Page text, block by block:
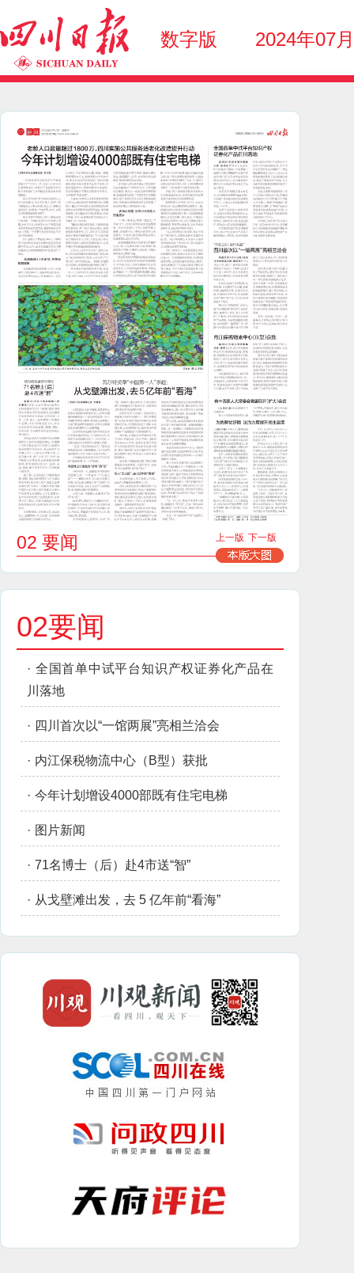
数字版 2024年07
02 要闻 上一版 下一版
02要闻
· 全国首单中试平台知识产权证券化产品在
川落地
· 四川首次以“一馆两展”亮相兰洽会
· 内江保税物流中心（B型）获批
· 今年计划增设4000部既有住宅电梯
· 图片新闻
· 71名博士（后）赴4市送“智”
· 从戈壁滩出发，去 5 亿年前“看海”